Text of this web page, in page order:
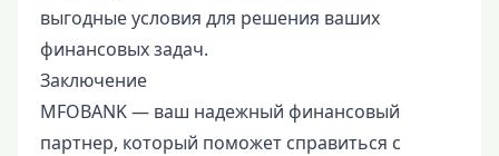
выгодные условия для решения ваших
финансовых задач.
Заключение
MFOBANK — ваш надежный финансовый
партнер, который поможет справиться с